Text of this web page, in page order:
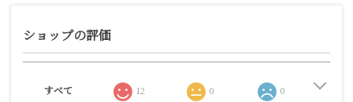
ショップの評価
すべて 12 0 0